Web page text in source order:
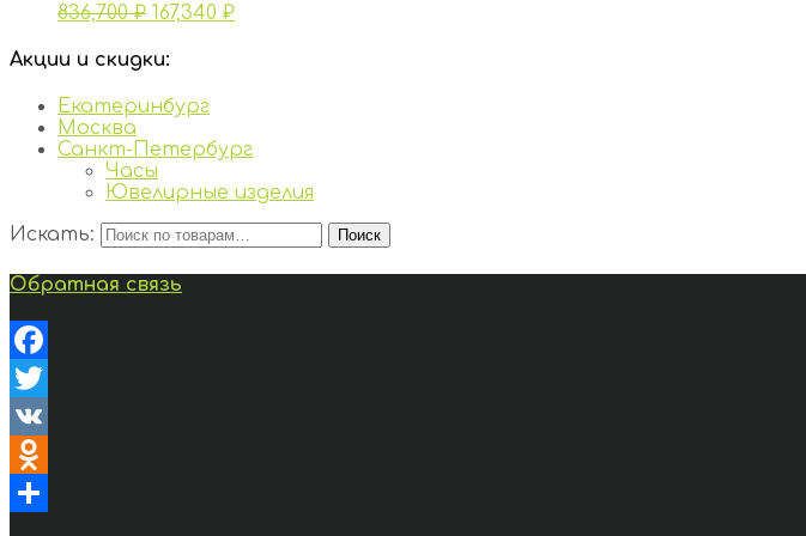
836,700₽ 167,340 ₽
Акции и скидки:
Екатеринбург
Москва
Санкт-Петербург
Часы
Ювелирные изделия
Искать:
Поиск
Обратная связь
Facebook
Twitter
VK
Odnoklassniki